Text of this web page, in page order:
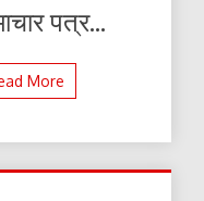
पत्र...
More